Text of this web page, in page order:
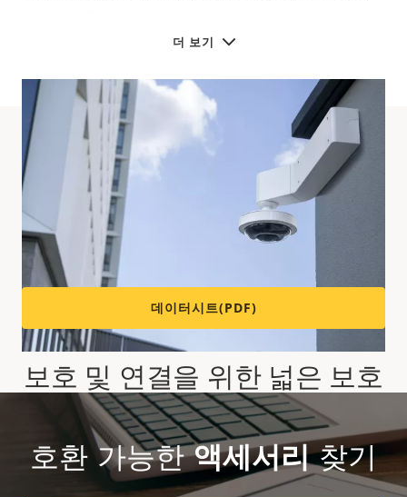
더 보기
보호 및 연결을 위한 넓은 보호
공간
이 올인원 장치에는 침습을 방지하고 미드스팬 및 미디어
컨버터 등의 장치를 보호하기 위한 IP66 등급의 보호 공간
기술 사양
기술 사양을 보려면 아래의 데이터시트를 다운로드하십
데이터시트(PDF)
호환 가능한액세서리찾기